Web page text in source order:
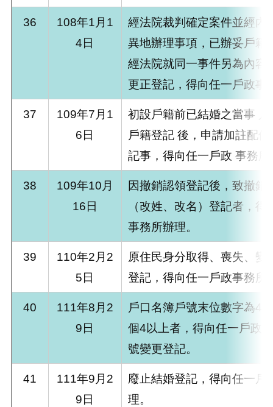
36
108年1月1
4日
經法院裁判確定案件並經內
異地辦理事項，已辦妥戶籍
經法院就同一事件另為內容
更正登記，得向任一戶政事
37
109年7月1
6日
初設戶籍前已結婚之當事
戶籍登記 後，申請加註配
記事，得向任一戶政 事務所
38
109年10月
16日
因撤銷認領登記後，致撤銷
（改姓、改名）登記者，得
事務所辦理。
39
110年2月2
5日
原住民身分取得、喪失、變
登記，得向任一戶政事務所
40
111年8月2
9日
戶口名簿戶號末位數字為4
個4以上者，得向任一戶政
號變更登記。
41
111年9月2
9日
廢止結婚登記，得向任一戶
理。